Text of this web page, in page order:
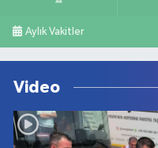
Aylık Vakitler
Video